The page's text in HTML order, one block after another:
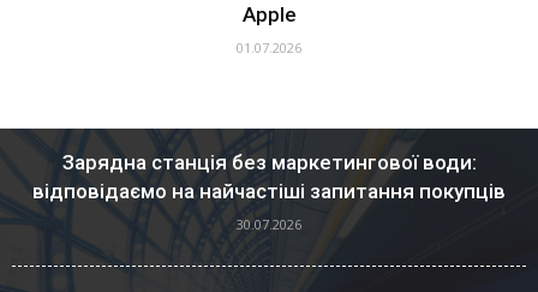
Apple
01.07.2026
Зарядна станція без маркетингової води:
відповідаємо на найчастіші запитання покупців
30.07.2026